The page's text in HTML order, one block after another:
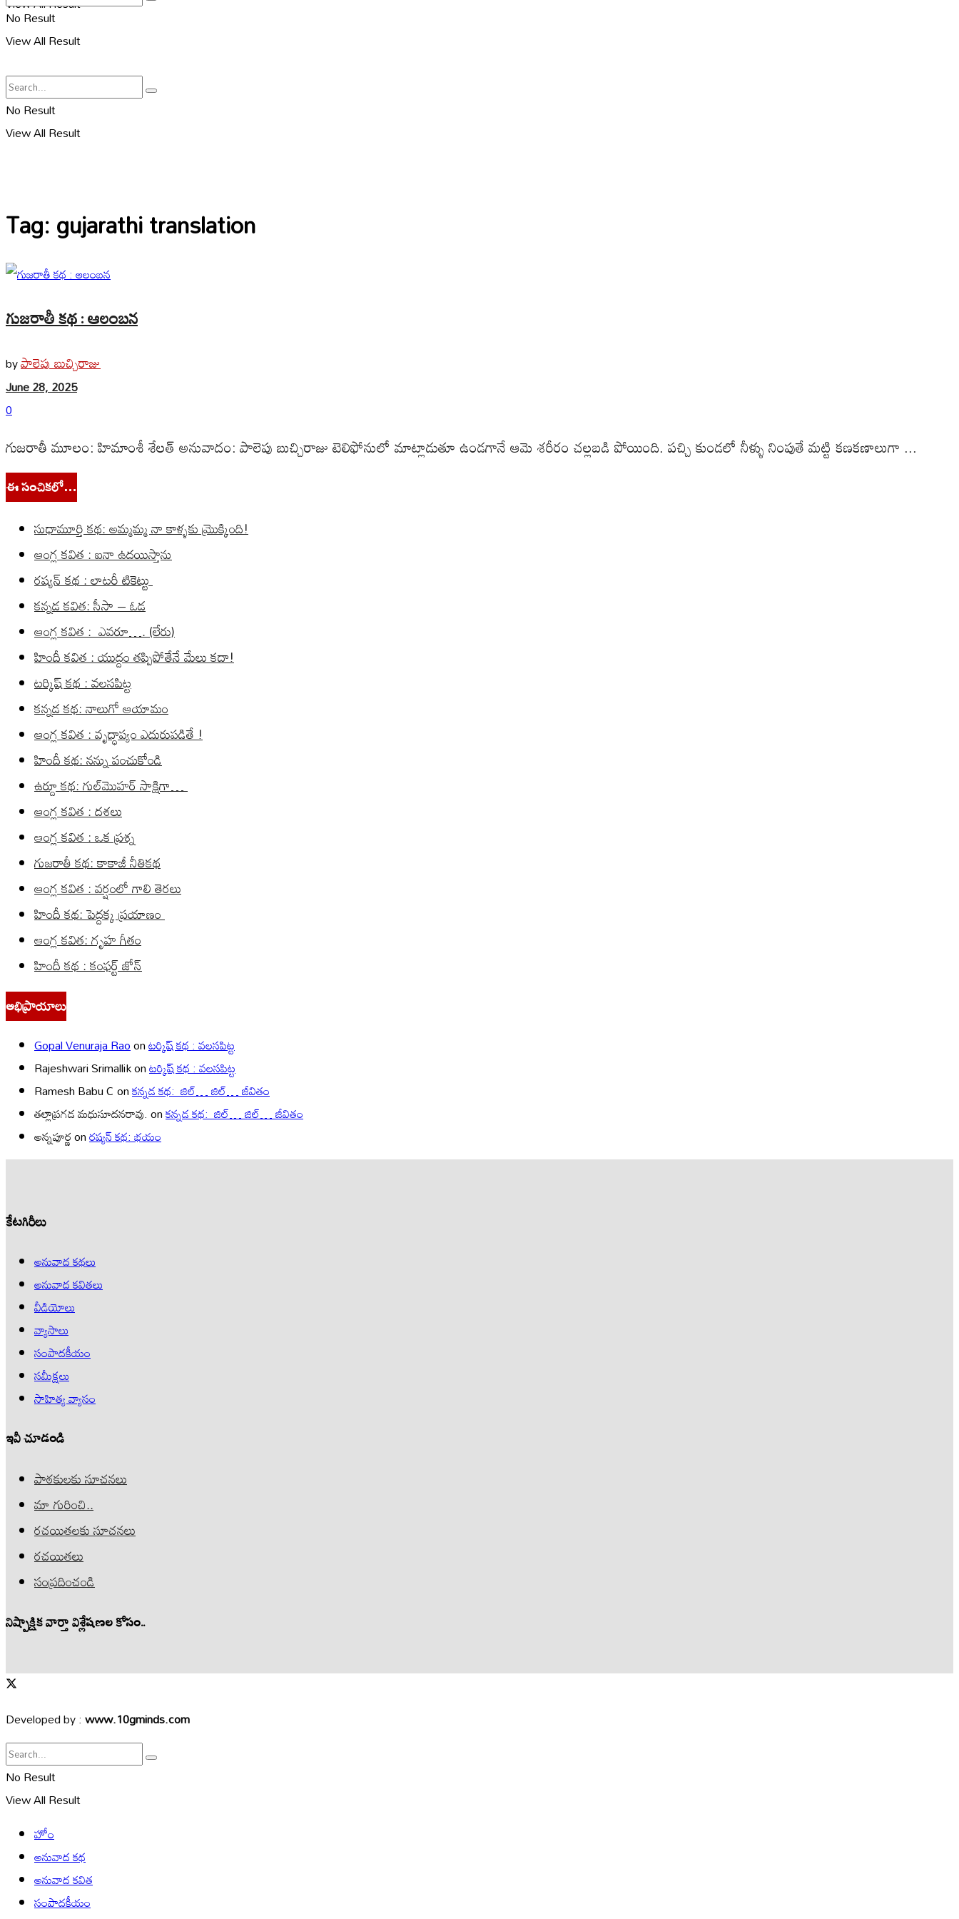
No Result
View All Result
No Result
View All Result
Tag:gujarathi translation
గుజరాతీ కథ : ఆలంబన
byపాలెపు బుచ్చిరాజు
June 28, 2025
0
గుజరాతీ మూలం: హిమాంశీ శేలత్ అనువాదం: పాలెపు బుచ్చిరాజు టెలిఫోనులో మాట్లాడుతూ ఉండగానే ఆమె శరీరం చల్లబడి పోయింది. పచ్చి కుండలో నీళ్ళు నింపుతే మట్టి కణకణాలుగా ...
ఈ సంచికలో…
సుధామూర్తి కథ: అమ్మమ్మ నా కాళ్ళకు మ్రొక్కింది!
ఆంగ్ల కవిత : ఐనా ఉదయిస్తాను
రష్యన్ కథ : లాటరీ టికెట్టు
కన్నడ కవిత: సీసా – ఓడ
ఆంగ్ల కవిత : ఎవరూ…. (లేరు)
హిందీ కవిత : యుద్దం తప్పిపోతేనే మేలు కదా!
టర్కిష్ కథ : వలసపిట్ట
కన్నడ కథ: నాలుగో ఆయామం
ఆంగ్ల కవిత : వృద్ధాప్యం ఎదురుపడితే !
హిందీ కథ: నన్ను పంచుకోండి
ఉర్దూ కథ: గుల్‌మొహర్ సాక్షిగా…
ఆంగ్ల కవిత : దశలు
ఆంగ్ల కవిత : ఒక ప్రశ్న
గుజరాతీ కథ: కాకాజీ నీతికథ
ఆంగ్ల కవిత : వర్షంలో గాలి తెరలు
హిందీ కథ: పెద్దక్క ప్రయాణం
ఆంగ్ల కవిత: గృహ గీతం
హిందీ కథ : కంఫర్ట్ జోన్
అభిప్రాయాలు
Gopal Venuraja Raoonటర్కిష్ కథ : వలసపిట్ట
Rajeshwari Srimallikonటర్కిష్ కథ : వలసపిట్ట
Ramesh Babu Conకన్నడ కథ: జిల్… జిల్… జీవితం
తల్లాప్రగడ మధుసూదనరావు.onకన్నడ కథ: జిల్… జిల్… జీవితం
అన్నపూర్ణonరష్యన్ కథ: భయం
కేటగిరీలు
అనువాద కథలు
అనువాద కవితలు
వీడియోలు
వ్యాసాలు
సంపాదకీయం
సమీక్షలు
సాహిత్య వ్యాసం
ఇవీ చూడండి
పాఠకులకు సూచనలు
మా గురించి..
రచయితలకు సూచనలు
రచయితలు
సంప్రదించండి
నిష్పాక్షిక వార్తా విశ్లేషణల కోసం..
Developed by :www.10gminds.com
No Result
View All Result
హోం
అనువాద కథ
అనువాద కవిత
సంపాదకీయం